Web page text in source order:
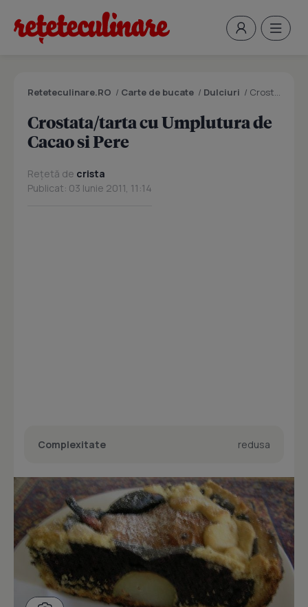
Reteteculinare.RO / Carte de bucate / Dulciuri / Crostata/tarta cu Umplutura de Cacao si Pere
Crostata/tarta cu Umplutura de
Cacao si Pere
Rețetă de crista
Publicat: 03 Iunie 2011, 11:14
Complexitate redusa